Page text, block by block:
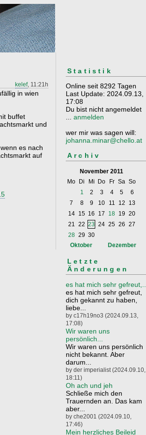
kelef, 11:21h
in wien
buffet
und
es nach
auf
Statistik
Online seit 8292 Tagen
Last Update: 2024.09.13,
17:08
Du bist nicht angemeldet
... anmelden
wer mir was sagen will:
johanna.minar@chello.at
Archiv
November 2011
Mo
Di Mi Do Fr Sa So
1
2 3 4 5
6
7
8 9 10 11 12
13
14
15 16 17 18 19 20
21 22 23 24 25 26 27
28 29 30
Oktober
Dezember
Letzte
Änderungen
es hat mich sehr
es hat mich sehr gefreut,
dich gekannt zu haben,
liebe...
by c17h19no3 (2024.09.13,
17:08)
Wir waren uns
persönlich...
Wir waren uns persönlich
nicht bekannt. Aber
darum...
by der imperialist (2024.09.10,
18:11)
Oh ach und jeh
Schließe mich den
Trauernden an. Das kam
aber...
by che2001 (2024.09.10,
17:46)
Mein herzliches Beileid